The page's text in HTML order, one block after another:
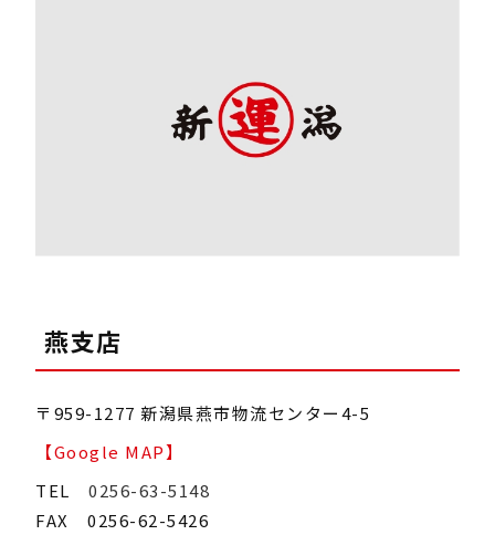
燕支店
〒959-1277 新潟県燕市物流センター4-5
【Google MAP】
TEL 0256-63-5148
FAX 0256-62-5426